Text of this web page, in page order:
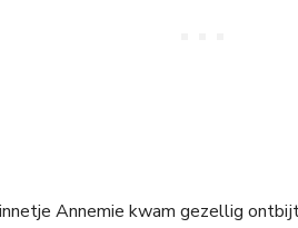
Annemie kwam gezellig